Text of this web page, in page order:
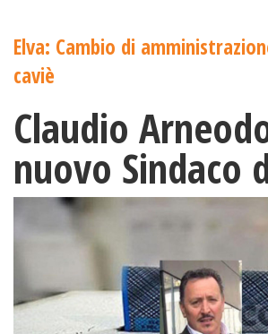
Elva: Cambio di
caviè
Claudio
nuovo Sindaco